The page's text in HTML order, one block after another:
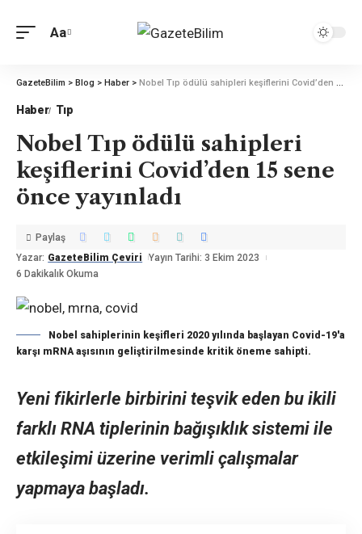
Aa
GazeteBilim > Blog > Haber > Nobel Tıp ödülü sahipleri keşiflerini Covid’den 15 sene önce yayınladı
Haber Tıp
Nobel Tıp ödülü sahipleri
keşiflerini Covid’den 15 sene
önce yayınladı
Yazar: GazeteBilim Çeviri
Yayın Tarihi: 3 Ekim 2023
6 Dakikalık Okuma
Paylaş
Nobel sahiplerinin keşifleri 2020 yılında başlayan Covid-19'a
karşı mRNA aşısının geliştirilmesinde kritik öneme sahipti.
Yeni fikirlerle birbirini teşvik eden bu ikili
farklı RNA tiplerinin bağışıklık sistemi ile
etkileşimi üzerine verimli çalışmalar
yapmaya başladı.